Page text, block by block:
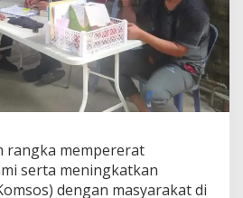
b
i
n
s
a
a
n
B
rangka mempererat
serta meningkatkan
dengan masyarakat di